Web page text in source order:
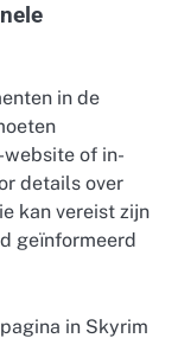
in de
of in-
details over
kan vereist zijn
geïnformeerd
in Skyrim